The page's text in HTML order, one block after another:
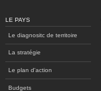
LE PAYS
Le diagnositc de territoire
La stratégie
Le plan d'action
Budgets